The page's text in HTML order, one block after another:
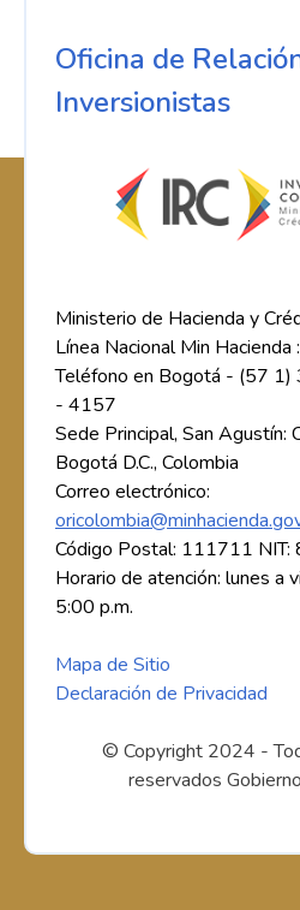
Oficina de
Inversionistas
Ministerio de Hacienda y
Línea Nacional Min
Teléfono en Bogotá - (57
- 4157
Sede Principal, San Agustín:
Bogotá D.C., Colombia
Correo electrónico:
Código Postal: 111711
Horario de atención: lunes a
5:00 p.m.
Mapa de Sitio
Declaración de Privacidad
© Copyright 2024 -
reservados